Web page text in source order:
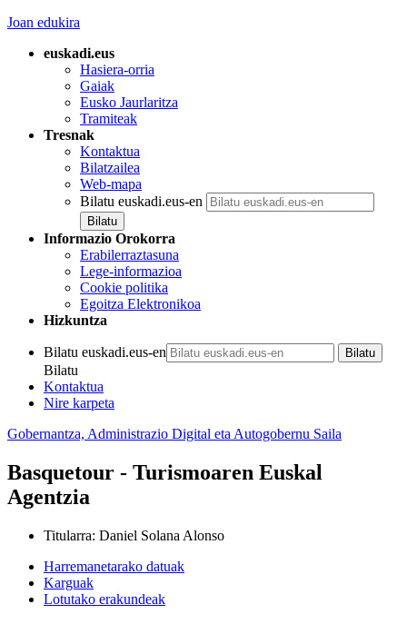
Joan edukira
euskadi.eus
Hasiera-orria
Gaiak
Eusko Jaurlaritza
Tramiteak
Tresnak
Kontaktua
Bilatzailea
Web-mapa
Bilatu euskadi.eus-en
Informazio Orokorra
Erabilerraztasuna
Lege-informazioa
Cookie politika
Egoitza Elektronikoa
Hizkuntza
Bilatu euskadi.eus-en
Bilatu
Kontaktua
Nire karpeta
Gobernantza, Administrazio Digital eta Autogobernu Saila
Basquetour - Turismoaren Euskal
Agentzia
Titularra: Daniel Solana Alonso
Harremanetarako datuak
Karguak
Lotutako erakundeak